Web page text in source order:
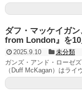
ダフ・マッケイガ
from London』を
2025.9.10
未分類
ガンズ・アンド・ローゼ
（Duff McKagan）はラ